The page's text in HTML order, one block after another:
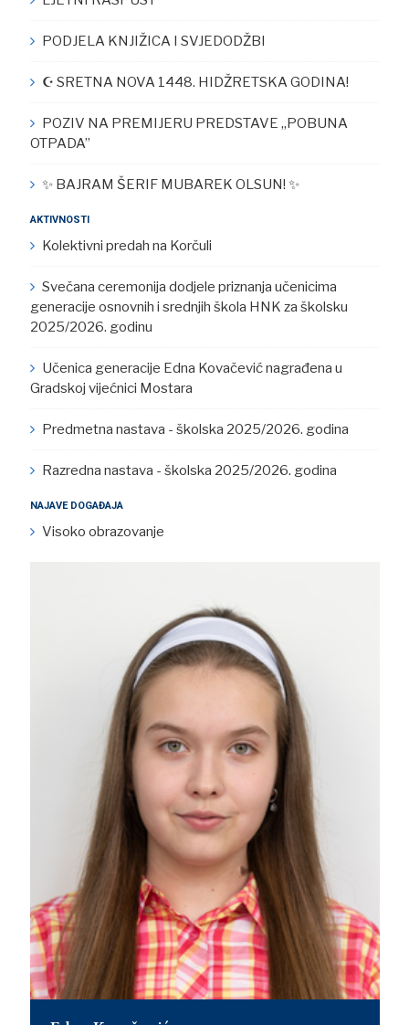
PODJELA KNJIŽICA I SVJEDODŽBI
☪︎ SRETNA NOVA 1448. HIDŽRETSKA GODINA!
POZIV NA PREMIJERU PREDSTAVE „POBUNA
OTPADA”
✨ BAJRAM ŠERIF MUBAREK OLSUN! ✨
AKTIVNOSTI
Kolektivni predah na Korčuli
Svečana ceremonija dodjele priznanja učenicima
generacije osnovnih i srednjih škola HNK za školsku
2025/2026. godinu
Učenica generacije Edna Kovačević nagrađena u
Gradskoj vijećnici Mostara
Predmetna nastava - školska 2025/2026. godina
Razredna nastava - školska 2025/2026. godina
NAJAVE DOGAĐAJA
Visoko obrazovanje